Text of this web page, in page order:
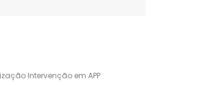
Intervenção em APP